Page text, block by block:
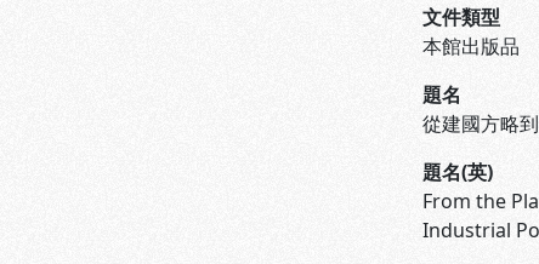
文件類型
本館出版品
題名
從建國方略
題名(英)
From the
Industrial